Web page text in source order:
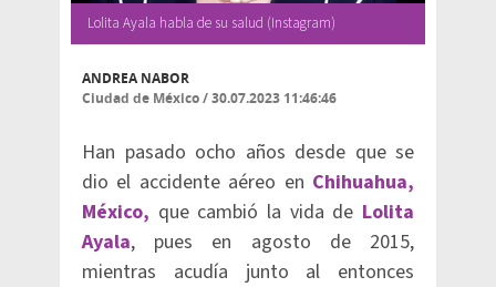
Lolita Ayala habla de su salud (Instagram)
ANDREA NABOR
Ciudad de México/30.07.2023 11:46:46
Han pasado ocho años desde que se
dio el accidente aéreo en Chihuahua,
México, que cambió la vida de Lolita
Ayala, pues en agosto de 2015,
mientras acudía junto al entonces